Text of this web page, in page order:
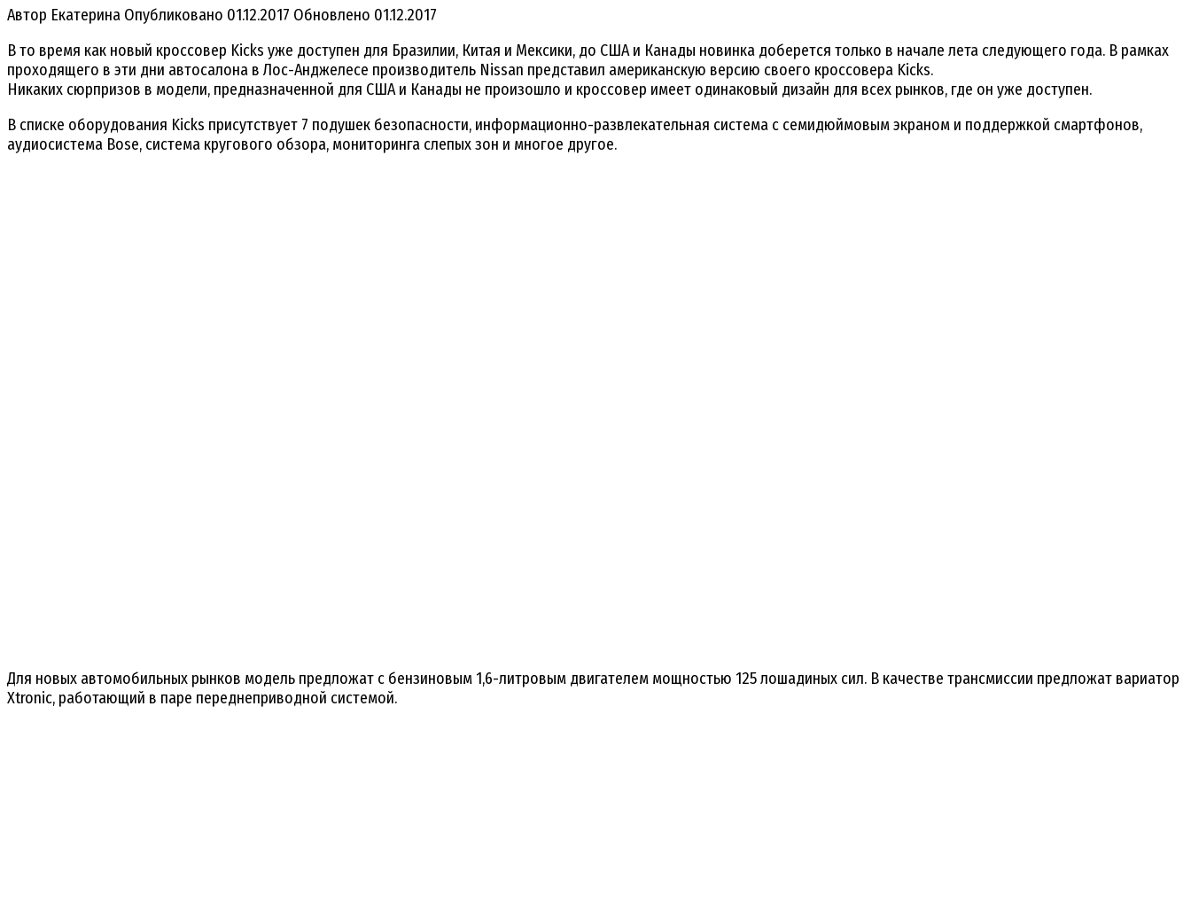
Автор Екатерина Опубликовано 01.12.2017 Обновлено 01.12.2017
В то время как новый кроссовер Kicks уже доступен для Бразилии, Китая и Мексики, до США и Канады новинка доберется только в начале лета следующего года. В рамках
проходящего в эти дни автосалона в Лос-Анджелесе производитель Nissan представил американскую версию своего кроссовера Kicks.
Никаких сюрпризов в модели, предназначенной для США и Канады не произошло и кроссовер имеет одинаковый дизайн для всех рынков, где он уже доступен.
В списке оборудования Kicks присутствует 7 подушек безопасности, информационно-развлекательная система с семидюймовым экраном и поддержкой смартфонов,
аудиосистема Bose, система кругового обзора, мониторинга слепых зон и многое другое.
Для новых автомобильных рынков модель предложат с бензиновым 1,6-литровым двигателем мощностью 125 лошадиных сил. В качестве трансмиссии предложат вариатор
Xtronic, работающий в паре переднеприводной системой.